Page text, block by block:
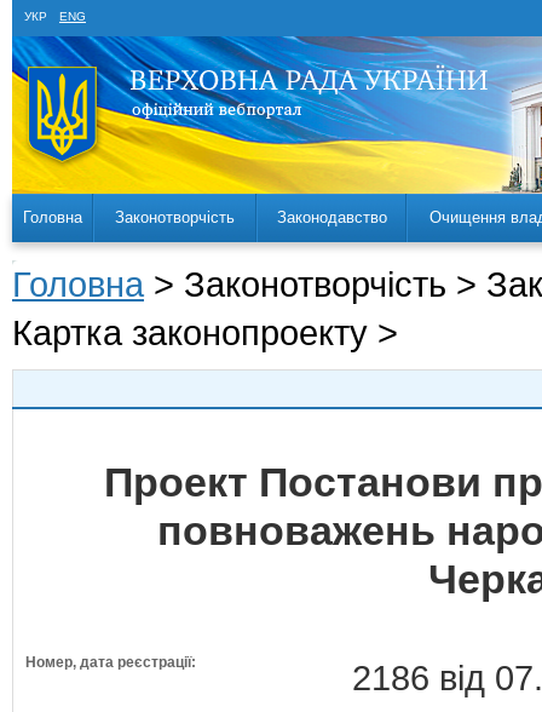
УКР ENG
Головна Законотворчість Законодавство Очищення
Головна > Законотворчість >
Картка законопроекту >
Проект Постанови
повноважень
Номер, дата реєстрації: 2186 від